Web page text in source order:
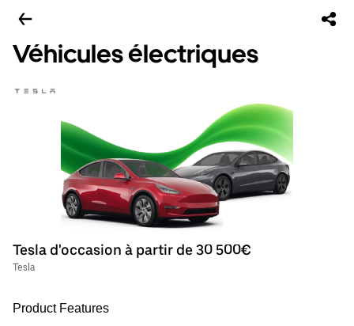
Véhicules électriques
Tesla d'occasion à partir de 30 500€
Tesla
Product Features